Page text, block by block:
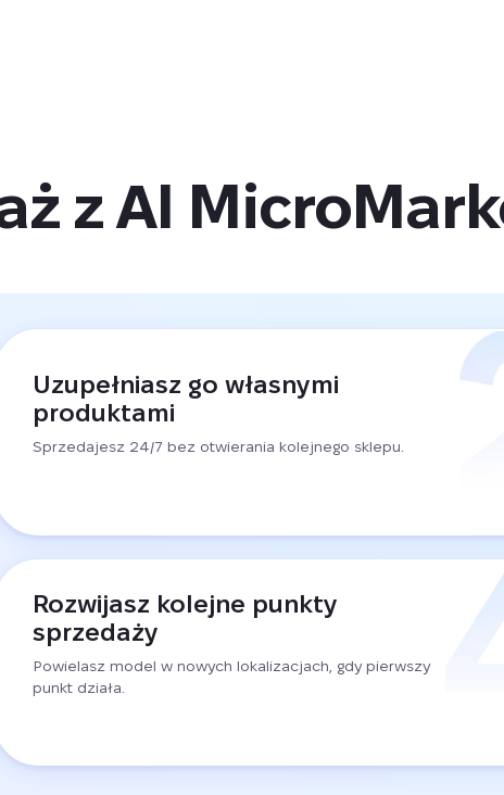
z AI
Uzupełniasz go własnymi
produktami
Sprzedajesz 24/7 bez otwierania kolejnego sklepu.
Rozwijasz kolejne punkty
sprzedaży
Powielasz model w nowych lokalizacjach, gdy pierwszy
punkt działa.